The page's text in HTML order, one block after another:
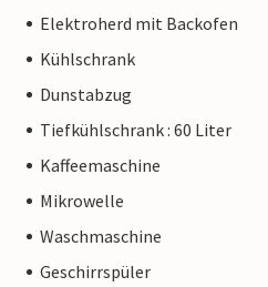
Elektroherd mit Backofen
Kühlschrank
Dunstabzug
Tiefkühlschrank : 60 Liter
Kaffeemaschine
Mikrowelle
Waschmaschine
Geschirrspüler